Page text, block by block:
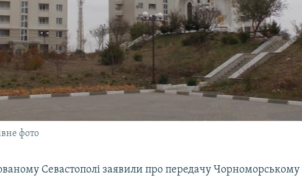
фото
Севастополі заявили про передачу